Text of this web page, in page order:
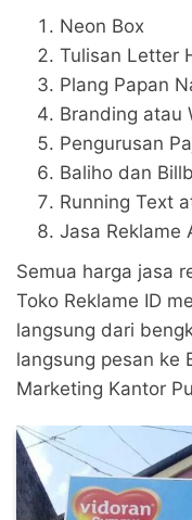
Neon Box
Tulisan Letter
Plang Papan
Branding atau
Pengurusan
Baliho dan
Running Text
Jasa Reklame
Semua harga jasa
Toko Reklame ID
langsung dari
langsung pesan ke
Marketing Kantor